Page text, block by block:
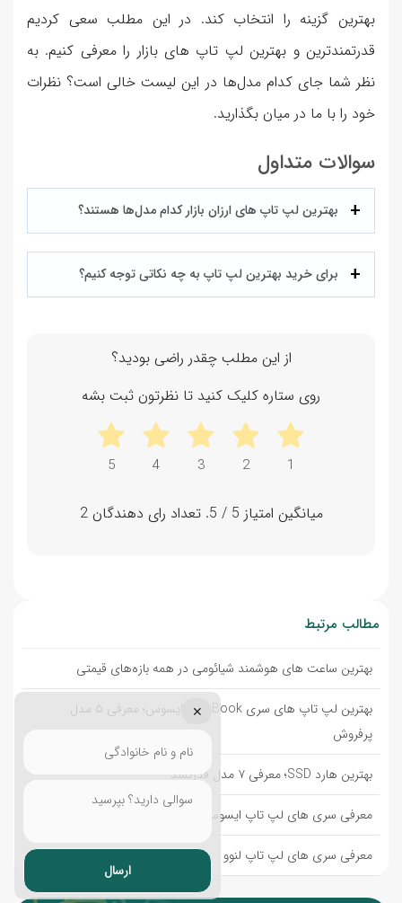
بهترین گزینه را انتخاب کند. در این مطلب سعی کردیم
قدرتمندترین و بهترین لپ تاپ های بازار را معرفی کنیم. به
نظر شما جای کدام مدل‌ها در این لیست خالی است؟ نظرات
خود را با ما در میان بگذارید.
سوالات متداول
بهترین لپ تاپ های ارزان بازار کدام مدل‌ها هستند؟
برای خرید بهترین لپ تاپ به چه نکاتی توجه کنیم؟
از این مطلب چقدر راضی بودید؟
روی ستاره کلیک کنید تا نظرتون ثبت بشه
میانگین امتیاز 5 / 5. تعداد رای دهندگان 2
مطالب مرتبط
بهترین ساعت های هوشمند شیائومی در همه بازه‌های قیمتی
بهترین لپ تاپ های سری VivoBook ایسوس؛ معرفی ۵ مدل
پرفروش
بهترین هارد SSD؛ معرفی ۷ مدل قدرتمند
معرفی سری های لپ تاپ ایسوس
معرفی سری های لپ تاپ لنوو
✕